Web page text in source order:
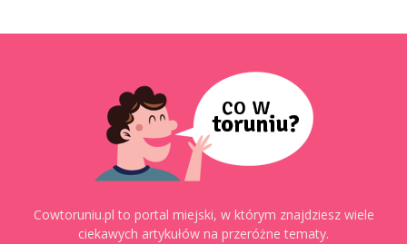
Cowtoruniu.pl to portal miejski, w którym znajdziesz wiele
ciekawych artykułów na przeróżne tematy.